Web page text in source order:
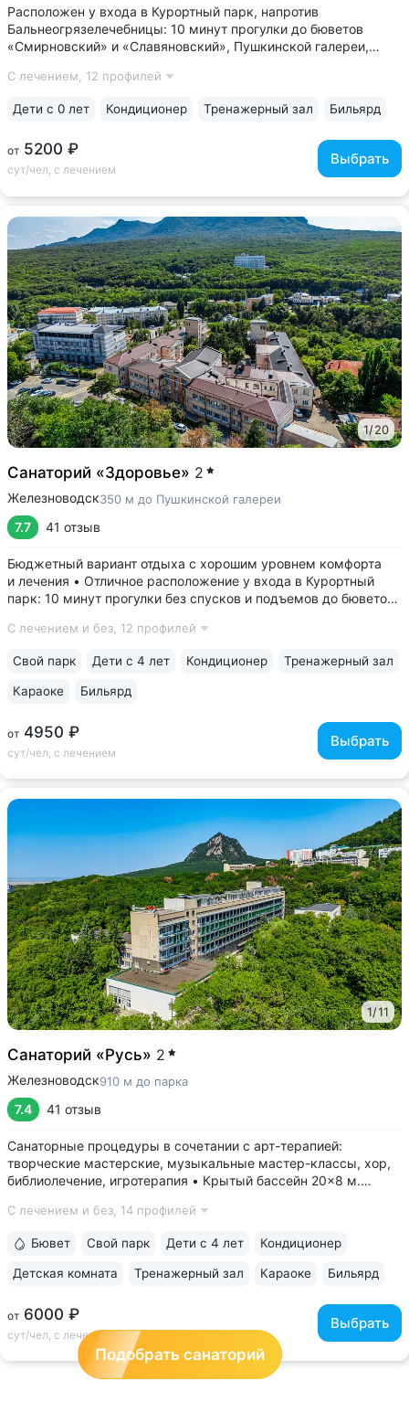
Расположен у входа в Курортный парк, напротив
Бальнеогрязелечебницы: 10 минут прогулки до бюветов
«Смирновский» и «Славяновский», Пушкинской галереи,
процедура «Общая грязь»: на одну процедуру отпускается
С лечением, 12 профилей
от 5200 ₽
сут/чел, с лечением
Выбрать
Дети с 0 лет Кондиционер Тренажерный зал Бильярд
1/20
Санаторий «Здоровье» 2
Железноводск350 м до Пушкинской галереи
7.7 41 отзыв
Бюджетный вариант отдыха с хорошим уровнем комфорта
и лечения • Отличное расположение у входа в Курортный
парк: 10 минут прогулки без спусков и подъемов до бюветов
озера «30’ка» • Единственный санаторий в Железноводске
С лечением и без, 12 профилей
от 4950 ₽
сут/чел, с лечением
Выбрать
Свой парк Дети с 4 лет Кондиционер Тренажерный зал
Караоке Бильярд
1/11
Санаторий «Русь» 2
Железноводск910 м до парка
7.4 41 отзыв
Санаторные процедуры в сочетании с арт-терапией:
творческие мастерские, музыкальные мастер-классы, хор,
библиолечение, игротерапия • Крытый бассейн 20×8 м.
Индивидуальную программу тренировок по лечебному
С лечением и без, 14 профилей
от 6000 ₽
сут/чел, с лечением
Выбрать
Бювет Свой парк Дети с 4 лет Кондиционер
Детская комната Тренажерный зал Караоке Бильярд
Подобрать санаторий